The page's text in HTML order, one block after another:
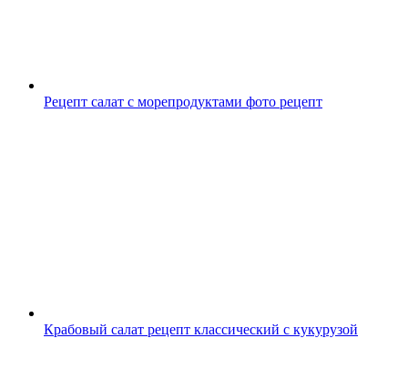
Рецепт салат с морепродуктами фото рецепт
Крабовый салат рецепт классический с кукурузой